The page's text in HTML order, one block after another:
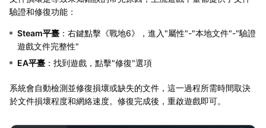
驗證和修復功能：
Steam平臺 ：右鍵點擊《戰地6》，進入"屬性"-"本地文件"-"驗證
遊戲文件完整性"
EA平臺 ：找到遊戲，點擊"修復"選項
系統會自動檢測並修復損壞或缺失的文件，這一過程所需時間取決
於文件損壞程度和網絡速度。修復完成後，重啟遊戲即可。